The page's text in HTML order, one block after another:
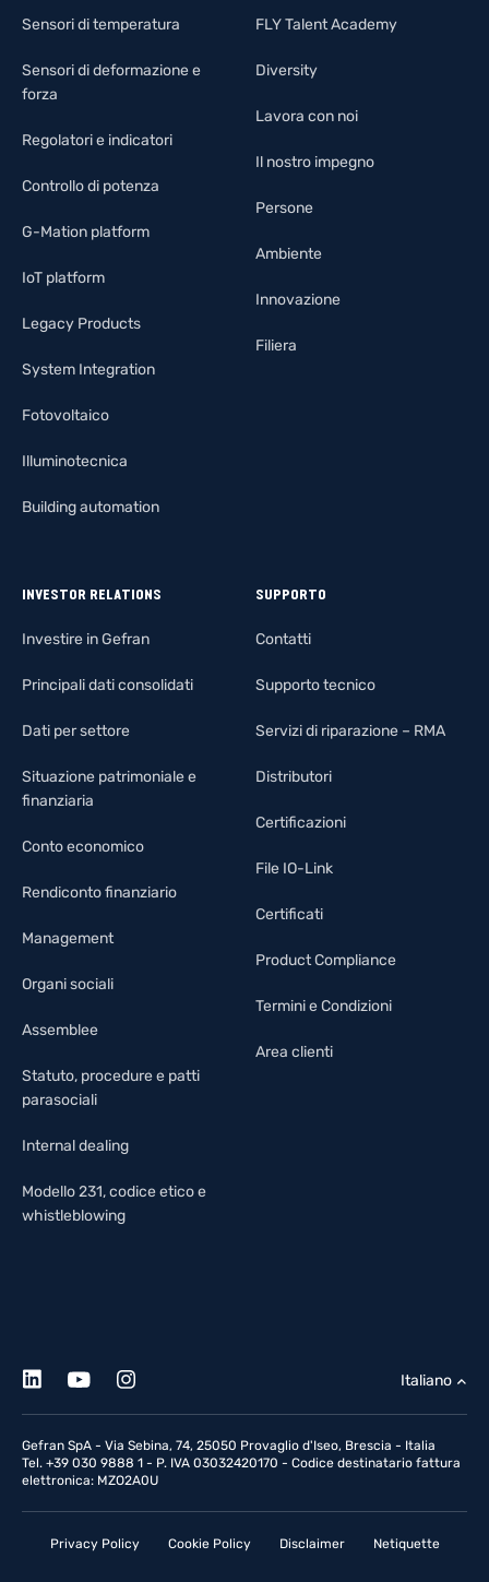
Sensori di temperatura
Sensori di deformazione e
forza
Regolatori e indicatori
Controllo di potenza
G-Mation platform
IoT platform
Legacy Products
System Integration
Fotovoltaico
Illuminotecnica
Building automation
FLY Talent Academy
Diversity
Lavora con noi
Il nostro impegno
Persone
Ambiente
Innovazione
Filiera
INVESTOR RELATIONS
Investire in Gefran
Principali dati consolidati
Dati per settore
Situazione patrimoniale e
finanziaria
Conto economico
Rendiconto finanziario
Management
Organi sociali
Assemblee
Statuto, procedure e patti
parasociali
Internal dealing
Modello 231, codice etico e
whistleblowing
SUPPORTO
Contatti
Supporto tecnico
Servizi di riparazione – RMA
Distributori
Certificazioni
File IO-Link
Certificati
Product Compliance
Termini e Condizioni
Area clienti
Gefran SpA - Via Sebina, 74, 25050 Provaglio d'Iseo, Brescia - Italia
Tel. +39 030 9888 1 - P. IVA 03032420170 - Codice destinatario fattura
elettronica: MZO2A0U
Italiano
Privacy Policy Cookie Policy Disclaimer Netiquette